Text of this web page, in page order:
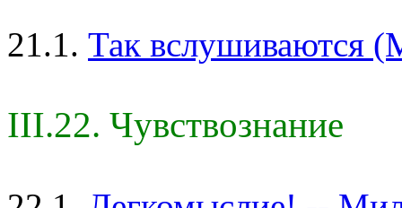
21.1. Так вслушиваются
III.22. Чувствознание